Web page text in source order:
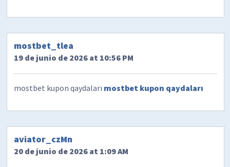
mostbet_tlea
19 de junio de 2026 at 10:56 PM
mostbet kupon qaydaları mostbet kupon qaydaları
aviator_czMn
20 de junio de 2026 at 1:09 AM